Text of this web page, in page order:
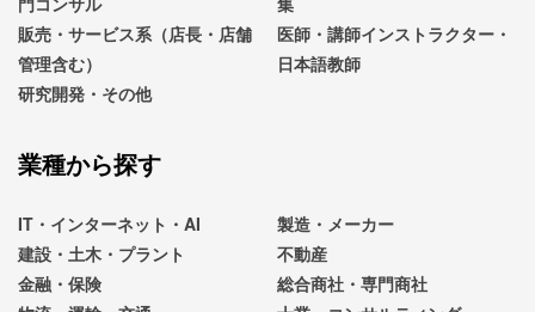
販売・サービス系（店長・店舗
管理含む）
医師・講師インストラクター・
日本語教師
研究開発・その他
業種から探す
IT・インターネット・AI
製造・メーカー
建設・土木・プラント
不動産
金融・保険
総合商社・専門商社